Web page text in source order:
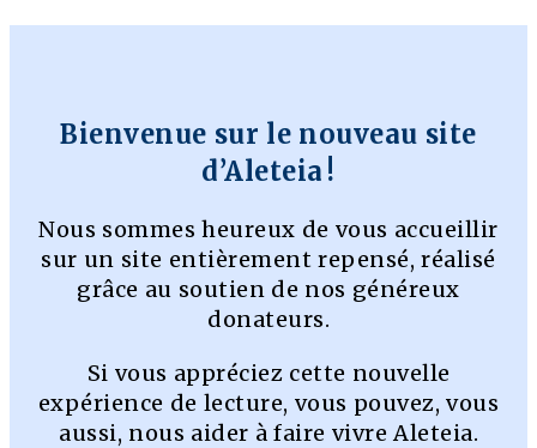
Bienvenue sur le nouveau site
d’Aleteia !
Nous sommes heureux de vous accueillir
sur un site entièrement repensé, réalisé
grâce au soutien de nos généreux
donateurs.
Si vous appréciez cette nouvelle
expérience de lecture, vous pouvez, vous
aussi, nous aider à faire vivre Aleteia.